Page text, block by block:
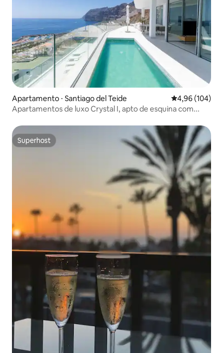
Apartamento ⋅ Santiago del Teide 4,96 de uma
4,96 (104)
Apartamentos de luxo Crystal I, apto de esquina com...
Superhost
Superhost